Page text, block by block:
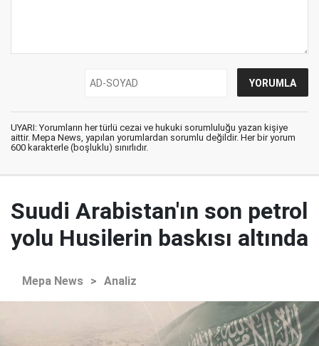
UYARI: Yorumların her türlü cezai ve hukuki sorumluluğu yazan kişiye
aittir. Mepa News, yapılan yorumlardan sorumlu değildir. Her bir yorum
600 karakterle (boşluklu) sınırlıdır.
Suudi Arabistan'ın son petrol
yolu Husilerin baskısı altında
Mepa News > Analiz